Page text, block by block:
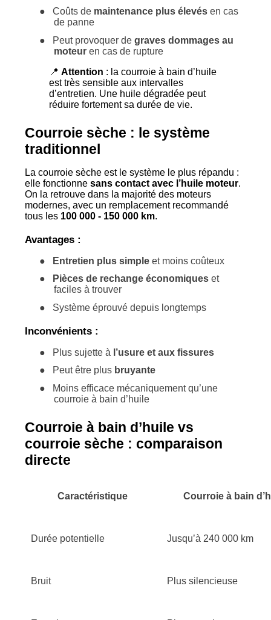
●
Coûts de maintenance plus élevésen cas
de panne
●
Peut provoquer de graves dommages au
moteuren cas de rupture
📍 Attention : la courroie à bain d’huile
est très sensible aux intervalles
d’entretien. Une huile dégradée peut
réduire fortement sa durée de vie.
Courroie sèche : le système
traditionnel
La courroie sèche est le système le plus répandu :
elle fonctionne sans contact avec l’huile moteur.
On la retrouve dans la majorité des moteurs
modernes, avec un remplacement recommandé
tous les 100 000 - 150 000 km.
Avantages :
● Entretien plus simpleet moins coûteux
●
Pièces de rechange économiqueset
faciles à trouver
●
Système éprouvé depuis longtemps
Inconvénients :
● Plus sujette à l’usure et aux fissures
●
Peut être plus bruyante
●
Moins efficace mécaniquement qu’une
courroie à bain d’huile
Courroie à bain d’huile vs
courroie sèche : comparaison
directe
Caractéristique Courroie à bain
Durée potentielle Jusqu’à 240 000 km
Bruit Plus silencieuse